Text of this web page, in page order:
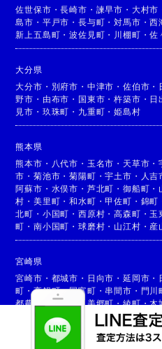
佐世保市 ・長崎市 ・ 諫早市 ・ 大村市
島市 ・ 平戸市 ・長与町 ・対馬市 ・西
新上五島町 ・波佐見町 ・ 川棚町 ・佐
大分県
大分市 ・ 別府市 ・ 中津市 ・佐伯市 ・
野市 ・ 由布市 ・ 国東市 ・杵築市 ・ 日
見市 ・ 玖珠町 ・ 九重町 ・姫島村
熊本県
熊本市 ・ 八代市 ・ 玉名市 ・ 天草市 ・
市 ・菊池市 ・菊陽町 ・宇土市 ・ 人吉
阿蘇市 ・ 水俣市 ・ 芦北町 ・御船町 ・
村 ・美里町 ・和水町 ・甲佐町 ・ 錦町
北町 ・ 小国町 ・西原村 ・高森町 ・ 玉
町 ・南小国町 ・球磨村 ・ 山江村 ・ 産
宮崎県
宮崎市 ・ 都城市 ・ 日向市 ・延岡市 ・
町 ・高鍋町・国富町 ・ 串間市 ・ 門川
都農町
高原町 ・美郷町・綾町・木
椎葉村・ 西米良村